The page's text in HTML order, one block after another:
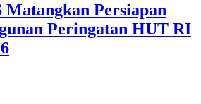
Matangkan Persiapan
Peringatan HUT RI